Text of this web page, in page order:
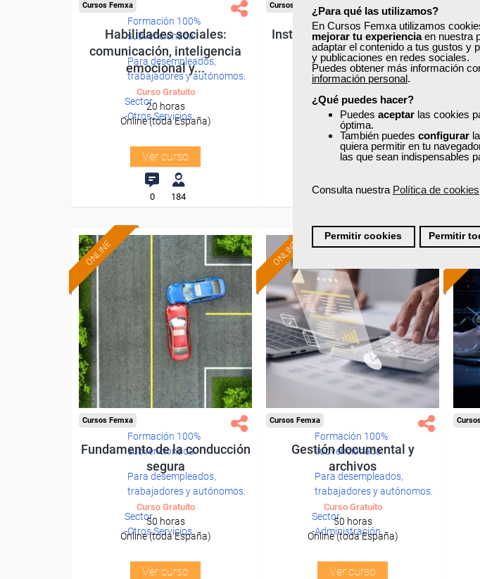
¿Para qué las utilizamos?
En Cursos Femxa utilizamos
mejorar tu experienciaen nuestra
adaptar el contenido a tus gustos y
y publicaciones en redes sociales.
Puedes obtener más información
información personal.
¿Qué puedes hacer?
Puedes aceptar las cookies
óptima.
También puedes configurar
quiera permitir en tu
las que sean indispensables
Consulta nuestra Política de cookies
Permitir cookies Permitir
Formación 100%
subvencionada.
Para desempleados,
trabajadores y autónomos.
Sector
-Otros Servicios.
Cursos Femxa
Habilidades sociales:
comunicación, inteligencia
emocional y...
Curso Gratuito
20 horas
Online (toda España)
Ver curso
0 184
Formación 100%
subvencionada.
Para desempleados,
trabajadores y autónomos.
Sector
-Agricultura y Ganadería.
Cursos Femxa
Instalación y mantenimiento
industrial
210 horas
Online (toda España)
Ver curso
0 91
ONLINE
Formación 100%
subvencionada.
Para desempleados,
trabajadores y autónomos.
Sector
-Otros Servicios.
Cursos Femxa
Fundamento de la conducción
segura
Curso Gratuito
50 horas
Online (toda España)
Ver curso
ONLINE
Formación 100%
subvencionada.
Para desempleados,
trabajadores y autónomos.
Sector
-Administración.
Cursos Femxa
Gestión documental y
archivos
Curso Gratuito
50 horas
Online (toda España)
Ver curso